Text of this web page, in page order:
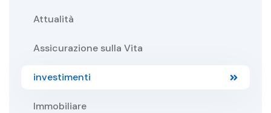
Attualità
Assicurazione sulla Vita
investimenti
Immobiliare